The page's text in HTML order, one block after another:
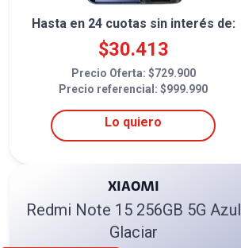
Hasta en 24cuotas sin interés de:
$30.413
Precio Oferta: $729.900
Precio referencial: $999.990
Lo quiero
XIAOMI
Redmi Note 15 256GB 5G Azul
Glaciar